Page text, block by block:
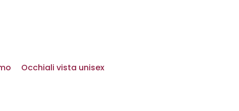
Occhiali vista unisex